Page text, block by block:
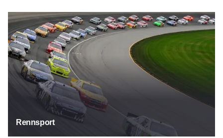
Rennsport
Rennsport